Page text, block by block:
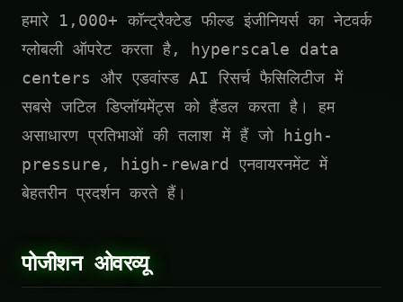
हमारे 1,000+ कॉन्ट्रैक्टेड फील्ड इंजीनियर्स का नेटवर्क
ग्लोबली ऑपरेट करता है, hyperscale data
centers और एडवांस्ड AI रिसर्च फैसिलिटीज में
सबसे जटिल डिप्लॉयमेंट्स को हैंडल करता है। हम
असाधारण प्रतिभाओं की तलाश में हैं जो high-
pressure, high-reward एनवायरनमेंट में
बेहतरीन प्रदर्शन करते हैं।
पोजीशन ओवरव्यू